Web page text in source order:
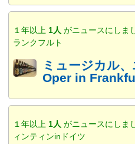
１年以上 1人 がニュースにしま
ランクフルト
ミュージカル
Oper in
１年以上 1人 がニュースにしま
ィンティンinドイツ